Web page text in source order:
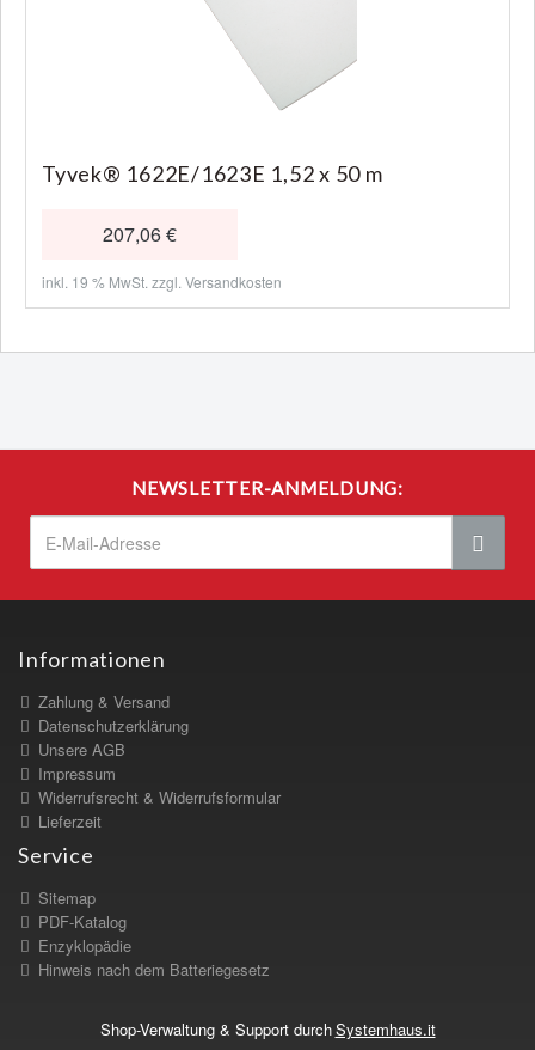
Tyvek® 1622E/1623E 1,52 x 50 m
207,06 €
inkl. 19 % MwSt. zzgl. Versandkosten
NEWSLETTER-ANMELDUNG:
Informationen
Zahlung & Versand
Datenschutzerklärung
Unsere AGB
Impressum
Widerrufsrecht & Widerrufsformular
Lieferzeit
Service
Sitemap
PDF-Katalog
Enzyklopädie
Hinweis nach dem Batteriegesetz
Shop-Verwaltung & Support durchSystemhaus.it